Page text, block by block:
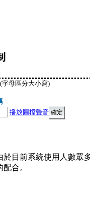
母區分大小寫)
播放圖檔聲音
於目前系統使用人數眾
合。